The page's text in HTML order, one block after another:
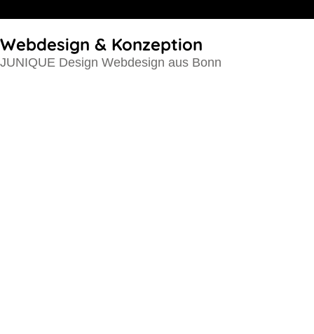
Webdesign & Konzeption
JUNIQUE Design Webdesign aus Bonn